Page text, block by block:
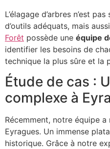
L’élagage d’arbres n’est
d’outils adéquats, mais
Forêt possède une équipe
identifier les besoins de
technique la plus sûre et la
Étude de cas :
complexe à
Récemment, notre équipe
Eyragues. Un immense
historique. Grâce à notre